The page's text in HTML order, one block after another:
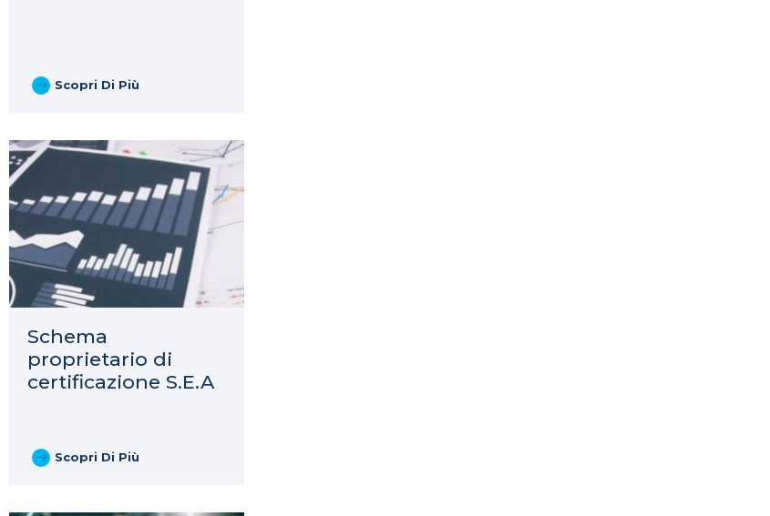
Scopri Di Più
Schema
proprietario di
certificazione S.E.A
Scopri Di Più